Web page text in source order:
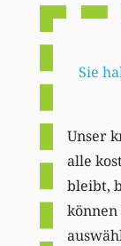
Sie
Unser
alle
bleibt,